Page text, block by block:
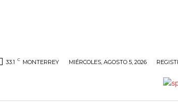
33.1 C MONTERREY MIÉRCOLES, AGOSTO 5, 2026